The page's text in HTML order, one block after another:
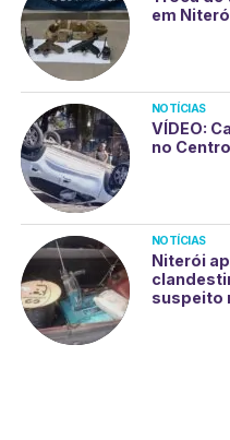
em
NOTÍCIAS
VÍDEO:
no
NOTÍCIAS
Niterói
suspeito